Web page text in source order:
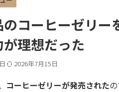
コーヒーゼリー
が理想だった
2026年7月15日
コーヒーゼリーが発売された